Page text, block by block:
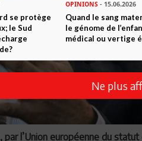
l’Union européenne du
se protège
le Sud
OPINIONS - 15.06.2026
Quand le sang
le génome de
médical ou vertige
Ne plus